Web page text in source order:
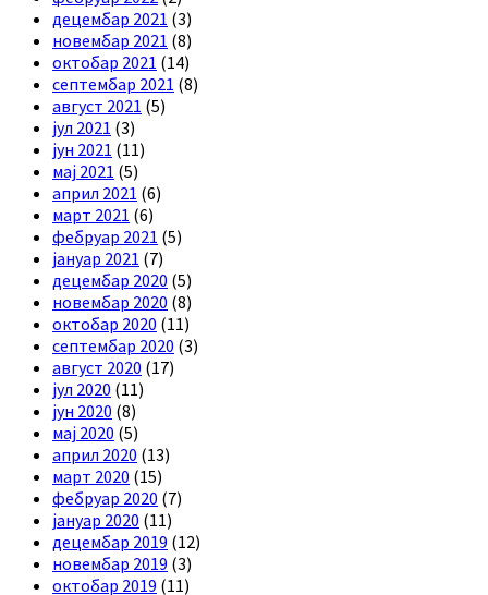
децембар 2021 (3)
новембар 2021 (8)
октобар 2021 (14)
септембар 2021 (8)
август 2021 (5)
јул 2021 (3)
јун 2021 (11)
мај 2021 (5)
април 2021 (6)
март 2021 (6)
фебруар 2021 (5)
јануар 2021 (7)
децембар 2020 (5)
новембар 2020 (8)
октобар 2020 (11)
септембар 2020 (3)
август 2020 (17)
јул 2020 (11)
јун 2020 (8)
мај 2020 (5)
април 2020 (13)
март 2020 (15)
фебруар 2020 (7)
јануар 2020 (11)
децембар 2019 (12)
новембар 2019 (3)
октобар 2019 (11)